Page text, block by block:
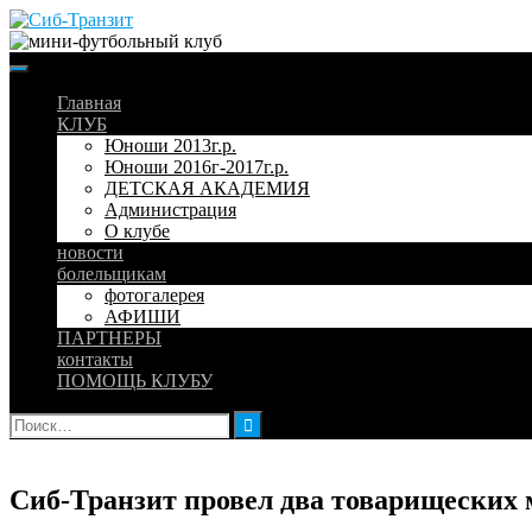
Skip
to
content
Главная
КЛУБ
Юноши 2013г.р.
Юноши 2016г-2017г.р.
ДЕТСКАЯ АКАДЕМИЯ
Администрация
О клубе
новости
болельщикам
фотогалерея
АФИШИ
ПАРТНЕРЫ
контакты
ПОМОЩЬ КЛУБУ
Найти:
Сиб-Транзит провел два товарищеских